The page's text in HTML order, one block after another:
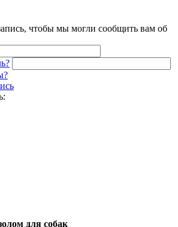
чтобы мы могли сообщить вам об
для собак